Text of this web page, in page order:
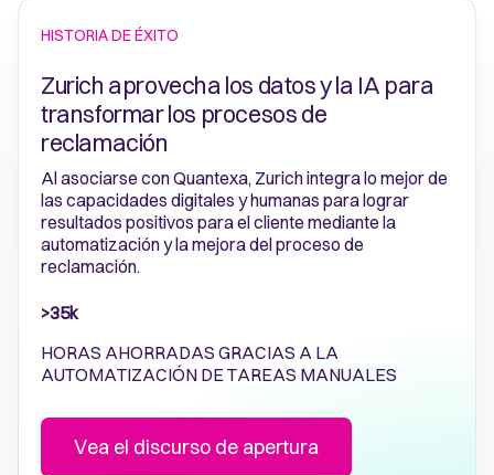
HISTORIA DE ÉXITO
Zurich aprovecha los datos y la IA para
transformar los procesos de
reclamación
Al asociarse con Quantexa, Zurich integra lo mejor de
las capacidades digitales y humanas para lograr
resultados positivos para el cliente mediante la
automatización y la mejora del proceso de
reclamación.
>35k
HORAS AHORRADAS GRACIAS A LA
AUTOMATIZACIÓN DE TAREAS MANUALES
Vea el discurso de apertura